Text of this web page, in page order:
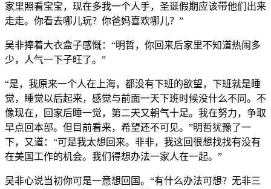
家里照看宝宝，现在多我一个人手，圣诞假期应该带他们出来
走走。你看去哪儿玩？你爸妈喜欢哪儿？”
吴非捧着大衣盒子感慨：“明哲，你回来后家里不知道热闹多
少，人气一下子旺了。”
“是，我原来一个人在上海，都没有下班的欲望，下班就是睡
觉，睡觉以后起来，感觉与前面一天下班时候没什么不同。不
像现在，回家后睡一觉，第二天又朝气十足。我在努力，争取
早点回本部。但目前看来，希望还不可见。”明哲犹豫了一
下，又道：“可是我太想回来。非非，我这回很想找找有没有
在美国工作的机会。我们得想办法一家人在一起。”
吴非心说当初你可是一意想回国。“有什么办法可想？无非三